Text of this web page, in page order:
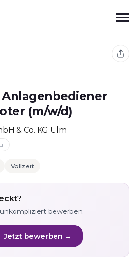
(m/w/d)
& Co. KG Ulm
Vollzeit
bewerben.
Jetzt bewerben →